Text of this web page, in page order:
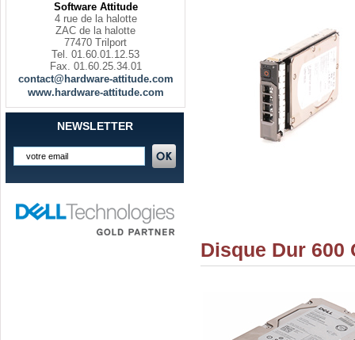
Software Attitude
4 rue de la halotte
ZAC de la halotte
77470 Trilport
Tel. 01.60.01.12.53
Fax. 01.60.25.34.01
contact@hardware-attitude.com
www.hardware-attitude.com
NEWSLETTER
Disque Dur 600